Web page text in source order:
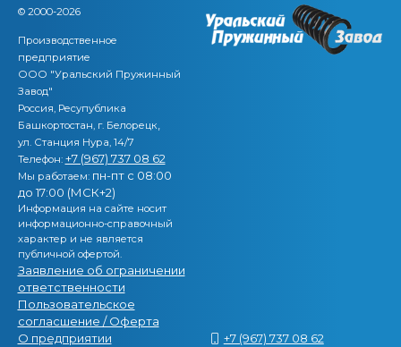
© 2000-2026
Производственное
предприятие
ООО "Уральский Пружинный
Завод"
Россия, Ресупублика
Башкортостан, г. Белорецк,
ул. Станция Нура, 14/7
Телефон: +7 (967) 737 08 62
Мы работаем: пн-пт с 08:00
до 17:00 (МСК+2)
Информация на сайте носит
информационно-справочный
характер и не является
публичной офертой.
Заявление об ограничении
ответственности
Пользовательское
согласшение / Оферта
О предприятии
+7 (967) 737 08 62